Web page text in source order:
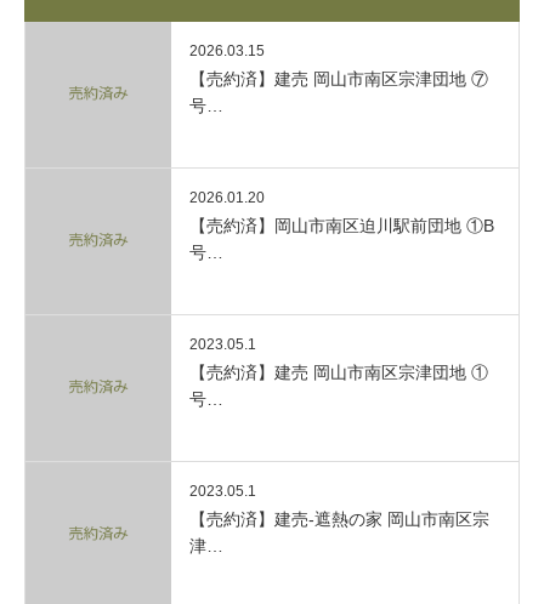
2026.03.15
【売約済】建売 岡山市南区宗津団地 ⑦
号…
2026.01.20
【売約済】岡山市南区迫川駅前団地 ①B
号…
2023.05.1
【売約済】建売 岡山市南区宗津団地 ①
号…
2023.05.1
【売約済】建売-遮熱の家 岡山市南区宗
津…